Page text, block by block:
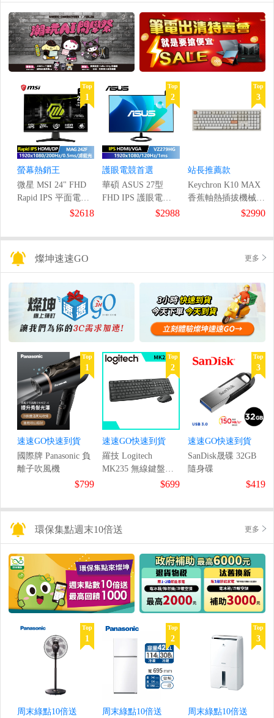
Top
1
螢幕熱銷王
微星 MSI 24" FHD
Rapid IPS 平面電競
$2618
Top
2
護眼電競首選
華碩 ASUS 27型
FHD IPS 護眼電競
$2988
Top
3
站長推薦款
Keychron K10 MAX
香蕉軸熱插拔機械鍵
$2990
燦坤速速GO 更多
Top
1
速速GO快速到貨
國際牌 Panasonic 負
離子吹風機
$799
Top
2
速速GO快速到貨
羅技 Logitech
MK235 無線鍵盤滑
$699
Top
3
速速GO快速到貨
SanDisk晟碟 32GB
隨身碟
$419
環保集點週末10倍送 更多
Top
1
周末綠點10倍送
Top
2
周末綠點10倍送
Top
3
周末綠點10倍送